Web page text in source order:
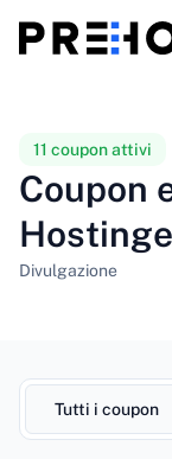
Confronti
Coupon 319
IT
11 coupon attivi
Coupon
Divulgazione
Tutti i coupon